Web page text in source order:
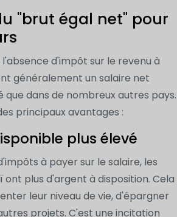
"brut égal net" pour
d'impôt sur le revenu à
généralement un salaire net
que dans de nombreux autres pays.
principaux avantages :
plus élevé
à payer sur le salaire, les
ont plus d'argent à disposition. Cela
leur niveau de vie, d'épargner
projets. C'est une incitation